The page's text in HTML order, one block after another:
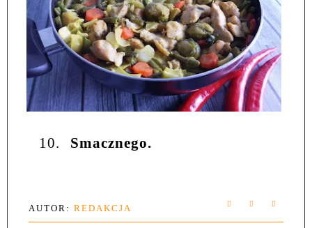
10. Smacznego.
AUTOR: REDAKCJA